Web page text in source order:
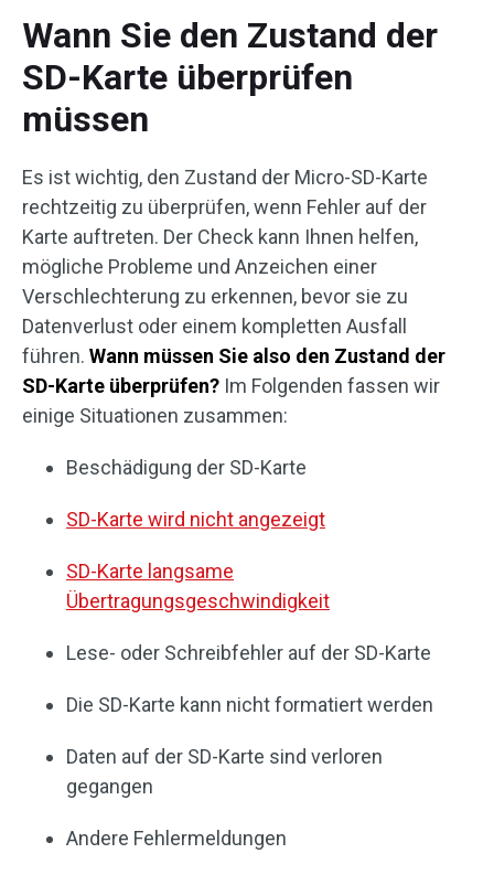
Wann Sie den Zustand der
SD-Karte überprüfen
müssen
Es ist wichtig, den Zustand der Micro-SD-Karte
rechtzeitig zu überprüfen, wenn Fehler auf der
Karte auftreten. Der Check kann Ihnen helfen,
mögliche Probleme und Anzeichen einer
Verschlechterung zu erkennen, bevor sie zu
Datenverlust oder einem kompletten Ausfall
führen. Wann müssen Sie also den Zustand der
SD-Karte überprüfen? Im Folgenden fassen wir
einige Situationen zusammen:
Beschädigung der SD-Karte
SD-Karte wird nicht angezeigt
SD-Karte langsame
Übertragungsgeschwindigkeit
Lese- oder Schreibfehler auf der SD-Karte
Die SD-Karte kann nicht formatiert werden
Daten auf der SD-Karte sind verloren
gegangen
Andere Fehlermeldungen